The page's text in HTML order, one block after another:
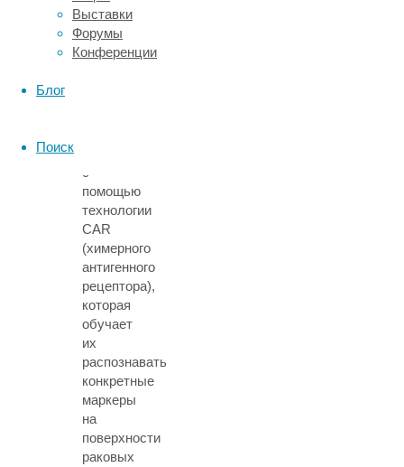
Выставки
Форумы
Конференции
Блог
Поиск
опубликовал
журнал
Cell.
с
помощью
технологии
CAR
(химерного
антигенного
рецептора),
которая
обучает
их
распознавать
конкретные
маркеры
на
поверхности
раковых